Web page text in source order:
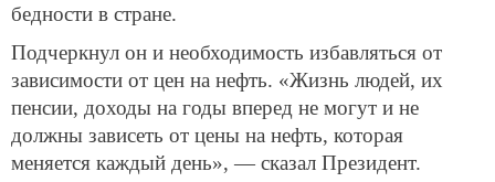
бедности в стране.
Подчеркнул он и необходимость избавляться от
зависимости от цен на нефть. «Жизнь людей, их
пенсии, доходы на годы вперед не могут и не
должны зависеть от цены на нефть, которая
меняется каждый день», — сказал Президент.